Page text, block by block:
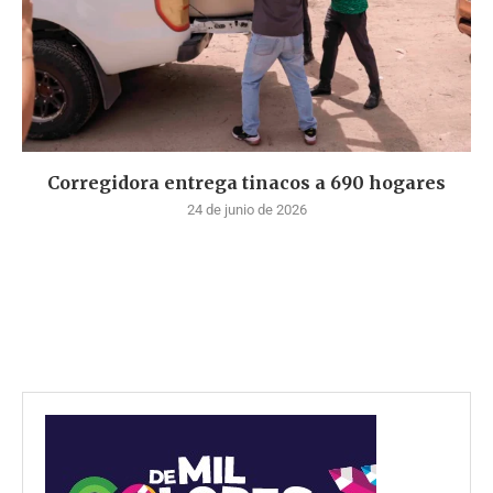
Corregidora entrega tinacos a 690 hogares
24 de junio de 2026